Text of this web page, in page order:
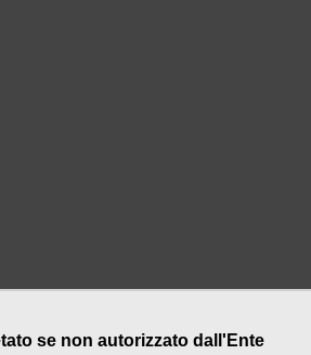
se non autorizzato dall'Ente